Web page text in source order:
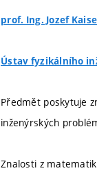
prof. Ing. Jozef
Ústav fyzikálního
Předmět poskytuje
inženýrských
Znalosti z